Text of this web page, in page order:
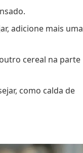
adicione mais uma
cereal na parte
como calda de